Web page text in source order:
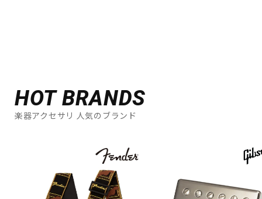
HOT BRANDS
楽器アクセサリ 人気のブランド